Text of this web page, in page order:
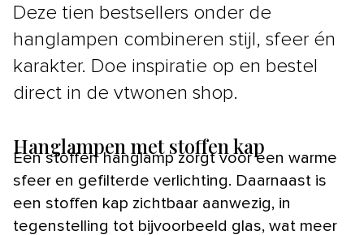
Deze tien bestsellers onder de
hanglampen combineren stijl, sfeer én
karakter. Doe inspiratie op en bestel
direct in de vtwonen shop.
Hanglampen met stoffen kap
Een stoffen hanglamp zorgt voor een warme
sfeer en gefilterde verlichting. Daarnaast is
een stoffen kap zichtbaar aanwezig, in
tegenstelling tot bijvoorbeeld glas, wat meer